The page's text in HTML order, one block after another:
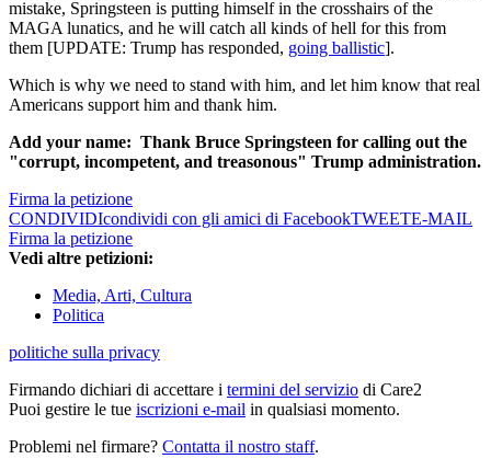
mistake, Springsteen is putting himself in the crosshairs of the
MAGA lunatics, and he will catch all kinds of hell for this from
them [UPDATE: Trump has responded, going ballistic].
Which is why we need to stand with him, and let him know that real
Americans support him and thank him.
Add your name: Thank Bruce Springsteen for calling out the
"corrupt, incompetent, and treasonous" Trump administration.
Firma la petizione
CONDIVIDIcondividi con gli amici di FacebookTWEETE-MAIL
Firma la petizione
Vedi altre petizioni:
Media, Arti, Cultura
Politica
politiche sulla privacy
Firmando dichiari di accettare i termini del servizio di Care2
Puoi gestire le tue iscrizioni e-mail in qualsiasi momento.
Problemi nel firmare? Contatta il nostro staff.